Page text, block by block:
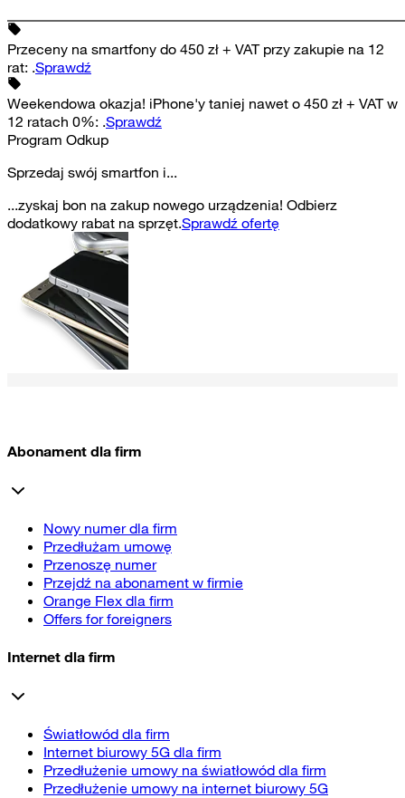
Przeceny na smartfony do 450 zł + VAT przy zakupie na 12
rat: .Sprawdź
Weekendowa okazja! iPhone'y taniej nawet o 450 zł + VAT w
12 ratach 0%: .Sprawdź
Program Odkup
Sprzedaj swój smartfon i...
...zyskaj bon na zakup nowego urządzenia! Odbierz
dodatkowy rabat na sprzęt.Sprawdź ofertę
Abonament dla firm
Nowy numer dla firm
Przedłużam umowę
Przenoszę numer
Przejdź na abonament w firmie
Orange Flex dla firm
Offers for foreigners
Internet dla firm
Światłowód dla firm
Internet biurowy 5G dla firm
Przedłużenie umowy na światłowód dla firm
Przedłużenie umowy na internet biurowy 5G